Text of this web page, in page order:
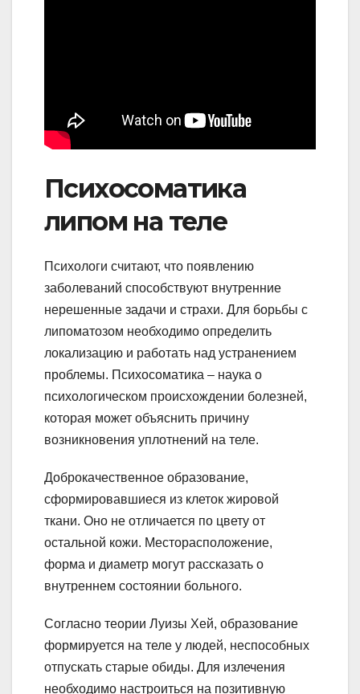
Психосоматика
липом на теле
Психологи считают, что появлению
заболеваний способствуют внутренние
нерешенные задачи и страхи. Для борьбы с
липоматозом необходимо определить
локализацию и работать над устранением
проблемы. Психосоматика – наука о
психологическом происхождении болезней,
которая может объяснить причину
возникновения уплотнений на теле.
Доброкачественное образование,
сформировавшиеся из клеток жировой
ткани. Оно не отличается по цвету от
остальной кожи. Месторасположение,
форма и диаметр могут рассказать о
внутреннем состоянии больного.
Согласно теории Луизы Хей, образование
формируется на теле у людей, неспособных
отпускать старые обиды. Для излечения
необходимо настроиться на позитивную